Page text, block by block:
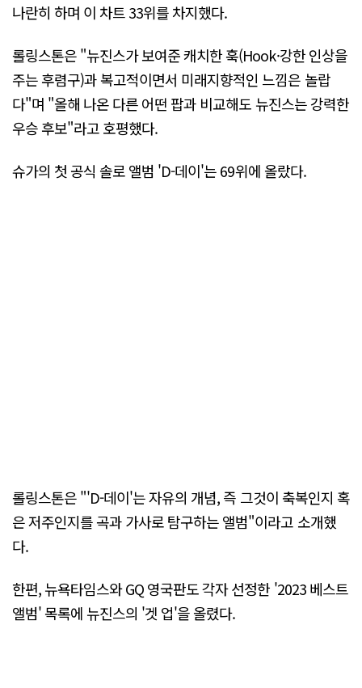
나란히 하며 이 차트 33위를 차지했다.
롤링스톤은 "뉴진스가 보여준 캐치한 훅(Hook·강한 인상을
주는 후렴구)과 복고적이면서 미래지향적인 느낌은 놀랍
다"며 "올해 나온 다른 어떤 팝과 비교해도 뉴진스는 강력한
우승 후보"라고 호평했다.
슈가의 첫 공식 솔로 앨범 'D-데이'는 69위에 올랐다.
롤링스톤은 "'D-데이'는 자유의 개념, 즉 그것이 축복인지 혹
은 저주인지를 곡과 가사로 탐구하는 앨범"이라고 소개했
다.
한편, 뉴욕타임스와 GQ 영국판도 각자 선정한 '2023 베스트
앨범' 목록에 뉴진스의 '겟 업'을 올렸다.